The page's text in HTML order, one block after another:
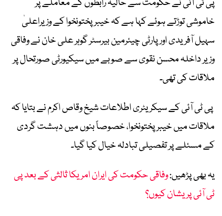
پی ٹی آئینے حکومت سے حالیہ رابطوں کے معاملے پر
خاموشی توڑتے ہوئے کہا ہے کہ خیبرپختونخوا کے وزیراعلیٰ
سہیل آفریدی اور پارٹی چیئرمینبیرسٹر گوہر علی خاننے وفاقی
وزیر داخلہمحسن نقویسے صوبے میں سیکیورٹی صورتحال پر
ملاقات کی تھی۔
پی ٹی آئی کے سیکریٹری اطلاعاتشیخ وقاص اکرمنے بتایا کہ
ملاقات میں خیبرپختونخوا، خصوصاً بنوں میں دہشت گردی
کے مسئلے پر تفصیلی تبادلہ خیال کیا گیا۔
یہ بھی پڑھیں:وفاقی حکومت کی ایران امریکا ثالثی کے بعد پی
ٹی آئی پریشان کیوں؟